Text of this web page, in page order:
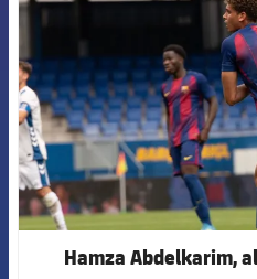
Hamza Abdelkarim,